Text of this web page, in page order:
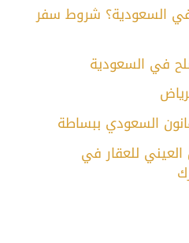
السعودية؟ شروط سفر
في السعودية
السعودي ببساطة
للعقار في